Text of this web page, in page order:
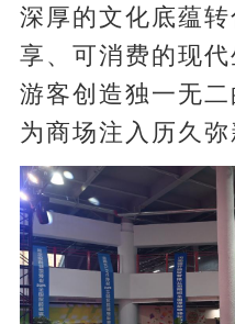
深厚的文化底蕴
享、可消费的现
游客创造独一无
为商场注入历久